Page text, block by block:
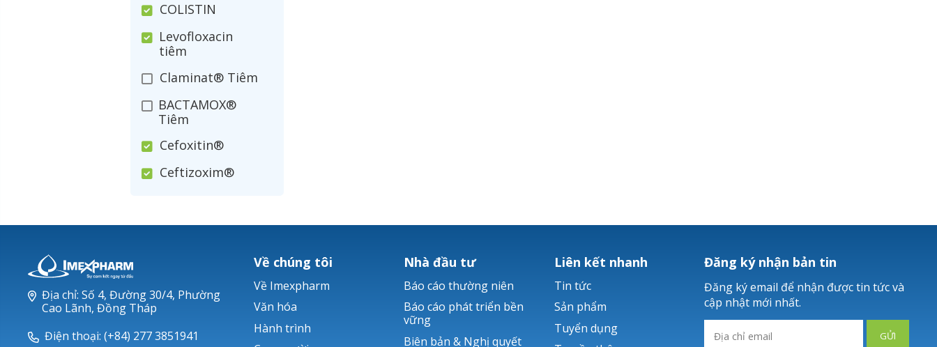
COLISTIN
Levofloxacin
tiêm
Claminat® Tiêm
BACTAMOX®
Tiêm
Cefoxitin®
Ceftizoxim®
Nerusyn®
Ticarlinat®
Zobacta®
Địa chỉ: Số 4, Đường 30/4, Phường
Cao Lãnh, Đồng Tháp
Điện thoại: (+84) 277 3851941
Về chúng tôi
Về Imexpharm
Văn hóa
Hành trình
Nhà đầu tư
Báo cáo thường niên
Báo cáo phát triển bền
vững
Biên bản & Nghị quyết
Liên kết nhanh
Tin tức
Sản phẩm
Tuyển dụng
Đăng ký nhận bản tin
Đăng ký email để nhận được tin tức và
cập nhật mới nhất.
GỬI